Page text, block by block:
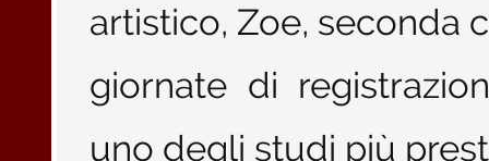
artistico, Zoe, seconda
giornate di
uno degli studi più